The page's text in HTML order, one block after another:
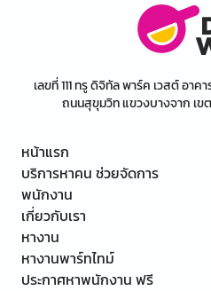
เลขที่ 111 ทรู ดิจิทัล พาร์ค เวสต์ อา
ถนนสุขุมวิท แขวงบางจาก เข
หน้าแรก
บริการหาคน ช่วยจัดการ
พนักงาน
เกี่ยวกับเรา
หางาน
หางานพาร์ทไทม์
ประกาศหาพนักงาน ฟรี